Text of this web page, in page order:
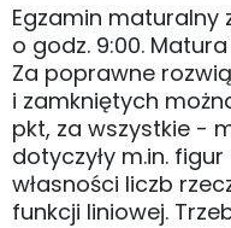
Egzamin maturalny
o godz. 9:00.
Za poprawne
i zamkniętych
pkt, za wszystkie -
dotyczyły m.in.
własności liczb
funkcji liniowej.